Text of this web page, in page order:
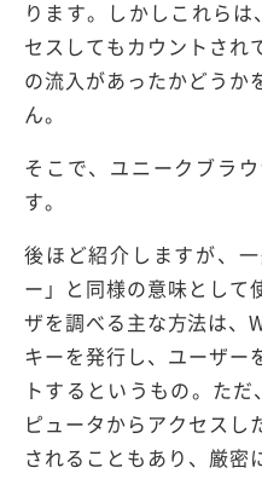
ります。しかしこれら
セスしてもカウントされ
の流入があったかどうか
ん。
そこで、ユニークブラ
す。
後ほど紹介しますが、
ー」と同様の意味として
ザを調べる主な方法は、
キーを発行し、ユーザー
トするというもの。た
ピュータからアクセスし
されることもあり、厳密